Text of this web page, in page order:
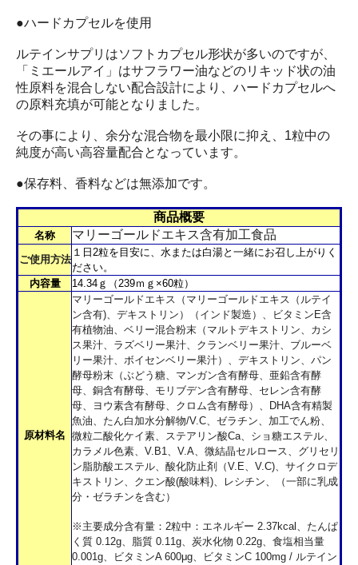
●ハードカプセルを使用
ルテインサプリはソフトカプセル形状が多いのですが、
「ミエールアイ」はサフラワー油などのリキッド状の油
性原料を混合しない配合設計により、ハードカプセルへ
の原料充填が可能となりました。
その事により、余分な混合物を最小限に抑え、1粒中の
純度が高い高容量配合となっています。
●保存料、香料などは無添加です。
商品概要
名称 マリーゴールドエキス含有加工食品
ご使用方法
１日2粒を目安に、水または白湯と一緒にお召し上がりく
ださい。
内容量
14.34ｇ（239ｍｇ×60粒）
原材料名
マリーゴールドエキス（マリーゴールドエキス（ルテイ
ン含有)、デキストリン）（インド製造）、ビタミンE含
有植物油、ベリー混合粉末（マルトデキストリン、カシ
ス果汁、ラズベリー果汁、クランベリー果汁、ブルーベ
リー果汁、ボイセンベリー果汁）、デキストリン、パン
酵母粉末（ぶどう糖、マンガン含有酵母、亜鉛含有酵
母、銅含有酵母、モリブデン含有酵母、セレン含有酵
母、ヨウ素含有酵母、クロム含有酵母）、DHA含有精製
魚油、たん白加水分解物/V.C、ゼラチン、加工でん粉、
微粒二酸化ケイ素、ステアリン酸Ca、ショ糖エステル、
カラメル色素、V.B1、V.A、微結晶セルロース、グリセリ
ン脂肪酸エステル、酸化防止剤（V.E、V.C)、サイクロデ
キストリン、クエン酸(酸味料)、レシチン、（一部に乳成
分・ゼラチンを含む）
※主要成分含有量：2粒中：エネルギー 2.37kcal、たんぱ
く質 0.12g、脂質 0.11g、炭水化物 0.22g、食塩相当量
0.001g、ビタミンA 600μg、ビタミンC 100mg / ルテイン